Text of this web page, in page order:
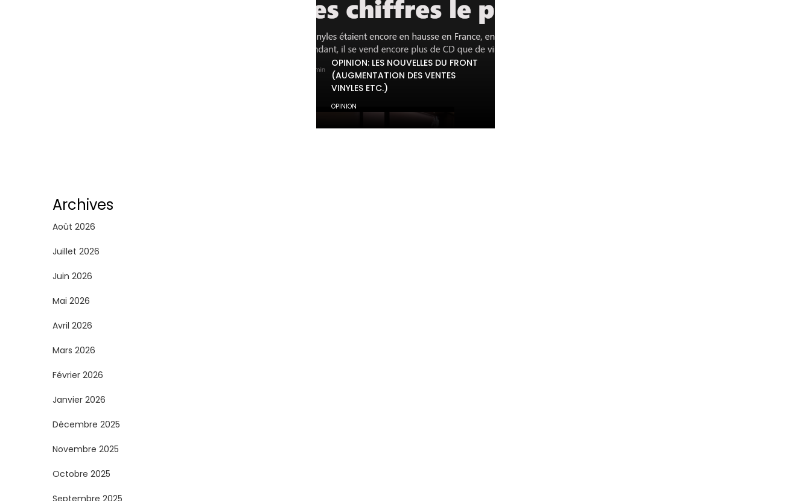
OPINION: LES NOUVELLES DU FRONT
(AUGMENTATION DES VENTES
VINYLES ETC.)
OPINION
Archives
Août 2026
Juillet 2026
Juin 2026
Mai 2026
Avril 2026
Mars 2026
Février 2026
Janvier 2026
Décembre 2025
Novembre 2025
Octobre 2025
Septembre 2025